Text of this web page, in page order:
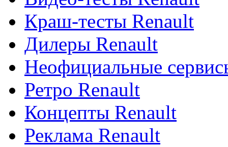
Краш-тесты Renault
Дилеры Renault
Неофициальные
Ретро Renault
Концепты Renault
Реклама Renault